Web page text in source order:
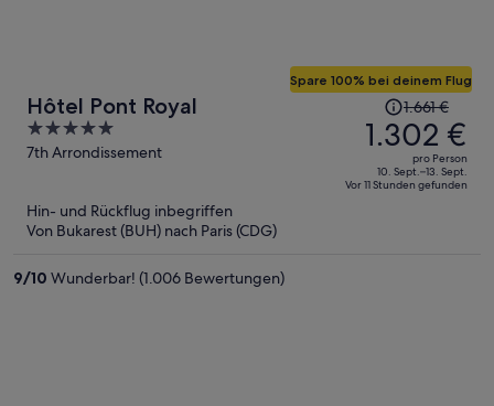
Hôtel Pont Royal
5
out
7th Arrondissement
Spare 100% bei deinem Flug
Der
Preis
betrug
1.661 €,
jetzt
1.661 €
1.302 €
pro Person
10. Sept.–13. Sept.
Vor 11 Stunden gefunden
Hin- und Rückflug inbegriffen
Von Bukarest (BUH) nach Paris (CDG)
9/10 Wunderbar! (1.006 Bewertungen)